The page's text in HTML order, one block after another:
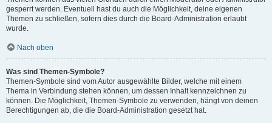
gesperrt werden. Eventuell hast du auch die Möglichkeit, deine eigenen
Themen zu schließen, sofern dies durch die Board-Administration erlaubt
wurde.
Nach oben
Was sind Themen-Symbole?
Themen-Symbole sind vom Autor ausgewählte Bilder, welche mit einem
Thema in Verbindung stehen können, um dessen Inhalt kennzeichnen zu
können. Die Möglichkeit, Themen-Symbole zu verwenden, hängt von deinen
Berechtigungen ab, die die Board-Administration gesetzt hat.